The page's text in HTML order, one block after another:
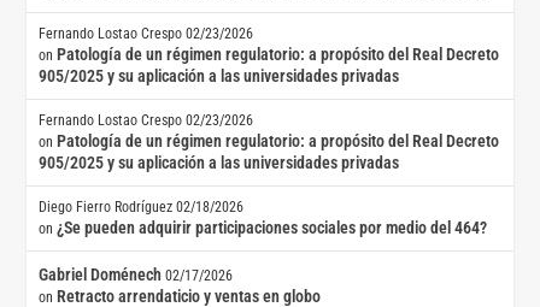
Fernando Lostao Crespo 02/23/2026
on Patología de un régimen regulatorio: a propósito del Real Decreto
905/2025 y su aplicación a las universidades privadas
Fernando Lostao Crespo 02/23/2026
on Patología de un régimen regulatorio: a propósito del Real Decreto
905/2025 y su aplicación a las universidades privadas
Diego Fierro Rodríguez 02/18/2026
on¿Se pueden adquirir participaciones sociales por medio del 464?
Gabriel Doménech 02/17/2026
on Retracto arrendaticio y ventas en globo